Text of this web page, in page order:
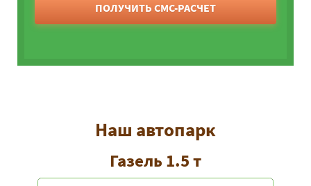
ПОЛУЧИТЬ СМС-РАСЧЕТ
Наш автопарк
Газель 1.5 т